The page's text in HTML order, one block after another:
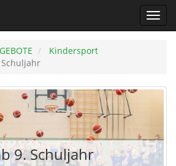
Kindersport
9. Schuljahr